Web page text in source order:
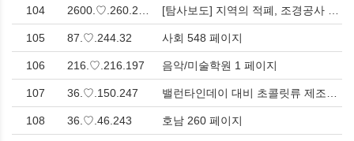
104
105 87.♡.244.32 사회 548 페이지
106 216.♡.216.197 음악/미술학원 1 페이지
107 36.♡.150.247
108 36.♡.46.243 호남 260 페이지